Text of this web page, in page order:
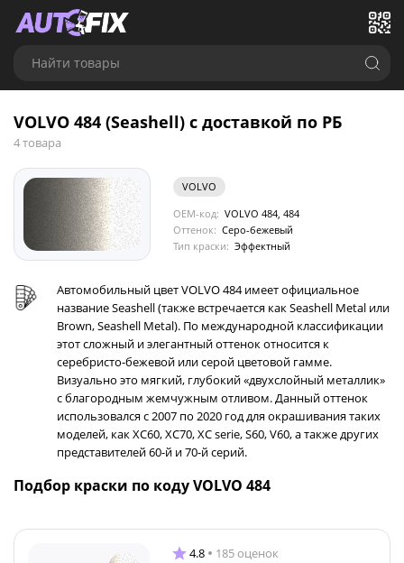
Найти товары
VOLVO 484 (Seashell) с доставкой по РБ
4 товара
VOLVO
OEM-код: VOLVO 484, 484
Оттенок: Серо-бежевый
Тип краски: Эффектный
Автомобильный цвет VOLVO 484 имеет официальное
название Seashell (также встречается как Seashell Metal или
Brown, Seashell Metal). По международной классификации
этот сложный и элегантный оттенок относится к
серебристо-бежевой или серой цветовой гамме.
Визуально это мягкий, глубокий «двухслойный металлик»
с благородным жемчужным отливом. Данный оттенок
использовался с 2007 по 2020 год для окрашивания таких
моделей, как XC60, XC70, XC serie, S60, V60, а также других
представителей 60-й и 70-й серий.
Подбор краски по коду VOLVO 484
4.8 185 оценок